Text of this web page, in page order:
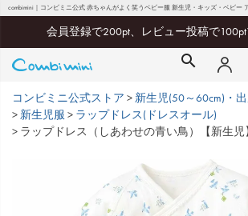
combimini｜コンビミニ公式 赤ちゃんがよく笑うベビー服 新生児・キッズ・ベビー
会員登録で200pt、レビュー投稿で100pt
コンビミニ公式ストア
新生児(50～60cm)・
新生児服
ラップドレス(ドレスオール)
ラップドレス（しあわせの青い鳥）【新生児